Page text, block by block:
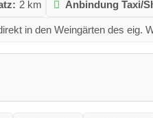
2 km Anbindung Taxi/
in den Weingärten des eig.